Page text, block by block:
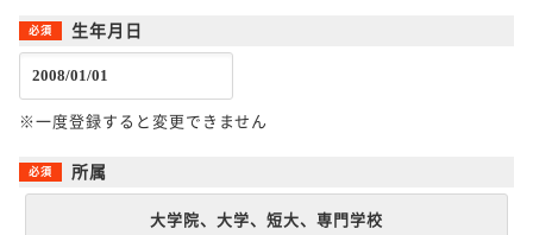
生年月日
※一度登録すると変更できません
所属
大学院、大学、短大、専門学校